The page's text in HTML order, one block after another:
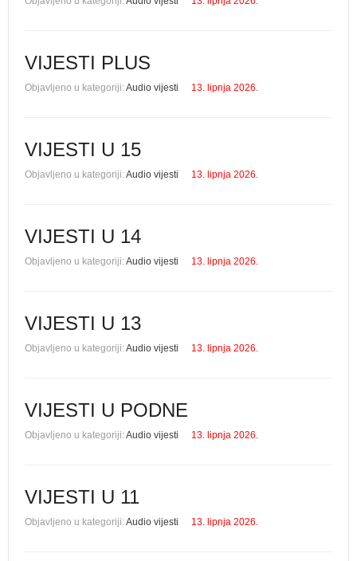
VIJESTI PLUS
Objavljeno u kategoriji:Audio vijesti 13. lipnja 2026.
VIJESTI U 15
Objavljeno u kategoriji:Audio vijesti 13. lipnja 2026.
VIJESTI U 14
Objavljeno u kategoriji:Audio vijesti 13. lipnja 2026.
VIJESTI U 13
Objavljeno u kategoriji:Audio vijesti 13. lipnja 2026.
VIJESTI U PODNE
Objavljeno u kategoriji:Audio vijesti 13. lipnja 2026.
VIJESTI U 11
Objavljeno u kategoriji:Audio vijesti 13. lipnja 2026.